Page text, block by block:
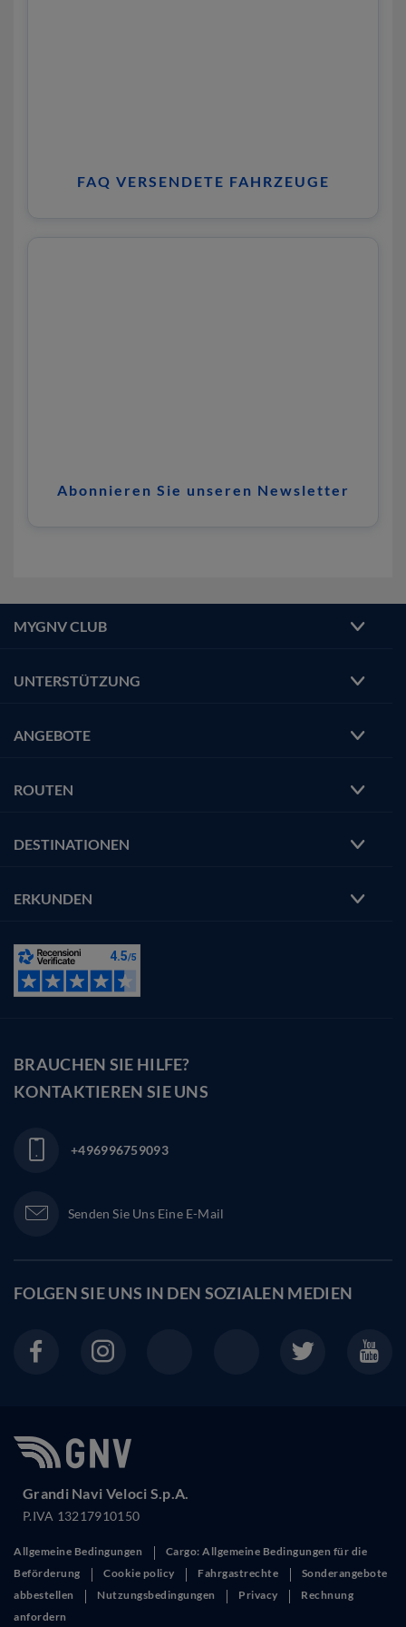
FAQ VERSENDETE FAHRZEUGE
Abonnieren Sie unseren Newsletter
MYGNV CLUB
UNTERSTÜTZUNG
ANGEBOTE
ROUTEN
DESTINATIONEN
ERKUNDEN
BRAUCHEN SIE HILFE?
KONTAKTIEREN SIE UNS
+496996759093
Senden Sie Uns Eine E-Mail
FOLGEN SIE UNS IN DEN SOZIALEN MEDIEN
Grandi Navi Veloci S.p.A.
P.IVA 13217910150
Allgemeine Bedingungen
Cargo: Allgemeine Bedingungen für die
Beförderung
Cookie policy Fahrgastrechte
Sonderangebote
abbestellen
Nutzungsbedingungen Privacy
Rechnung
anfordern